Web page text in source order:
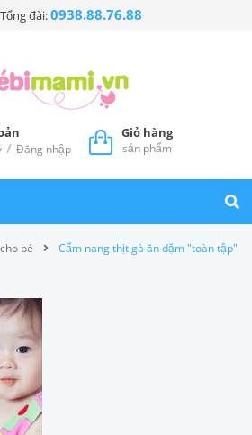
Tổng đài:0938.88.76.88
/ Đăng nhập
Giỏ hàng
sản phẩm
bé Cẩm nang thịt gà ăn dặm "toàn tập"